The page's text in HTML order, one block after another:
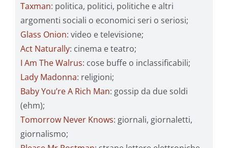
Taxman: politica, politici, politiche e altri
argomenti sociali o economici seri o seriosi;
Glass Onion: video e televisione;
Act Naturally: cinema e teatro;
I Am The Walrus: cose buffe o inclassificabili;
Lady Madonna: religioni;
Baby You’re A Rich Man: gossip da due soldi
(ehm);
Tomorrow Never Knows: giornali, giornaletti,
giornalismo;